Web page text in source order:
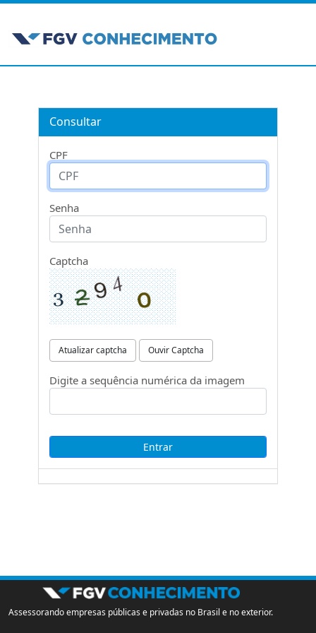
Consultar
CPF
Senha
Captcha
Atualizar captcha Ouvir Captcha
Digite a sequência numérica da imagem
Assessorando empresas públicas e privadas no Brasil e no exterior.